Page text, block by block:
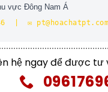
vực Đông Nam Á
| ✉️ pt@hoachatpt.com
hệ ngay để được tư